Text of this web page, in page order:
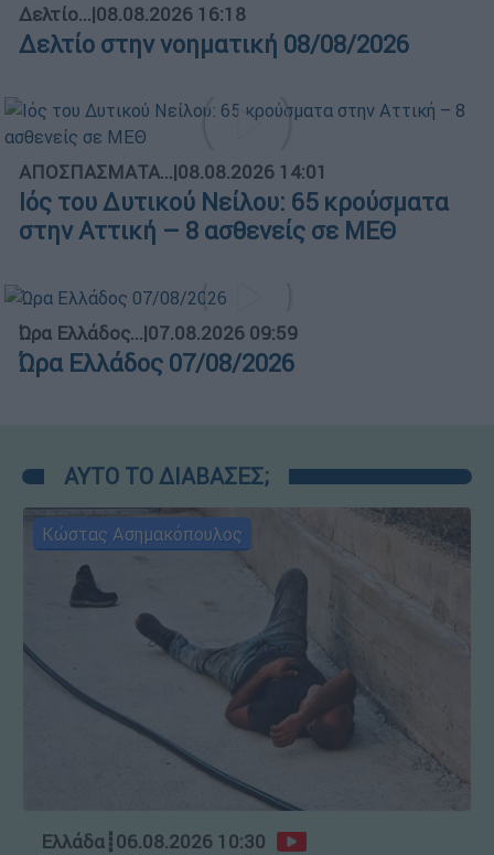
Δελτίο...|08.08.2026 16:18
Δελτίο στην νοηματική 08/08/2026
ΑΠΟΣΠΑΣΜΑΤΑ...|08.08.2026 14:01
Ιός του Δυτικού Νείλου: 65 κρούσματα
στην Αττική – 8 ασθενείς σε ΜΕΘ
Ώρα Ελλάδος...|07.08.2026 09:59
Ώρα Ελλάδος 07/08/2026
ΑΥΤΟ ΤΟ ΔΙΑΒΑΣΕΣ;
Κώστας Ασημακόπουλος
Ελλάδα┋06.08.2026 10:30